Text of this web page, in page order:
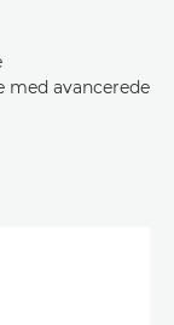
avancerede